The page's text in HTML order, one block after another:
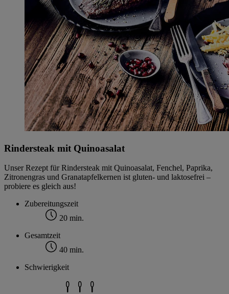
Rindersteak mit Quinoasalat
Unser Rezept für Rindersteak mit Quinoasalat, Fenchel, Paprika,
Zitronengras und Granatapfelkernen ist gluten- und laktosefrei –
probiere es gleich aus!
Zubereitungszeit
20 min.
Gesamtzeit
40 min.
Schwierigkeit